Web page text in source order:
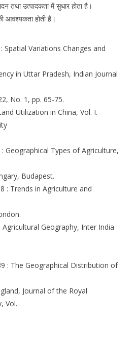
तथा उत्पादकता में सुधार होता है।
आवश्यकता होती है।
Spatial Variations Changes and
in Uttar Pradesh, Indian Journal
No. 1, pp. 65-75.
Utilization in China, Vol. I.
: Geographical Types of Agriculture,
Budapest.
: Trends in Agriculture and
Agricultural Geography, Inter India
: The Geographical Distribution of
Journal of the Royal
Vol.